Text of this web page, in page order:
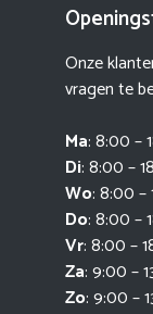
Onze
vragen te
Ma: 8:00 –
Di: 8:00 –
Wo: 8:00 –
Do: 8:00 –
Vr: 8:00 –
Za: 9:00 –
Zo: 9:00 –